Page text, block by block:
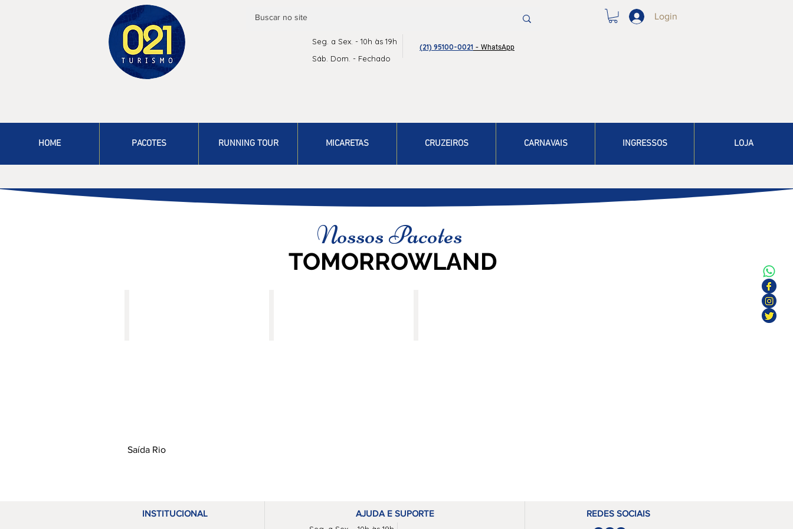
Seg. a Sex. - 10h às 19h
Sáb. Dom. - Fechado
(21) 95100-0021 - WhatsApp
Login
HOME PACOTES RUNNING TOUR MICARETAS CRUZEIROS CARNAVAIS INGRESSOS LOJA
Nossos Pacotes
TOMORROWLAND
Saída Rio
INSTITUCIONAL AJUDA E SUPORTE REDES SOCIAIS